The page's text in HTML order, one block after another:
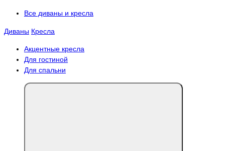
Все диваны и кресла
Диваны Кресла
Акцентные кресла
Для гостиной
Для спальни